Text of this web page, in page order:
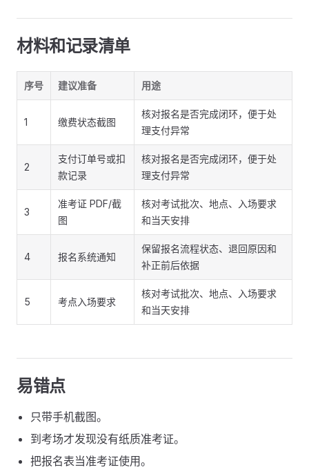
材料和记录清单
序号 建议准备 用途
1 缴费状态截图
核对报名是否完成闭环，便于处
理支付异常
2
支付订单号或扣
款记录
核对报名是否完成闭环，便于处
理支付异常
3
准考证 PDF/截
图
核对考试批次、地点、入场要求
和当天安排
4 报名系统通知
保留报名流程状态、退回原因和
补正前后依据
5 考点入场要求
核对考试批次、地点、入场要求
和当天安排
易错点
只带手机截图。
到考场才发现没有纸质准考证。
把报名表当准考证使用。